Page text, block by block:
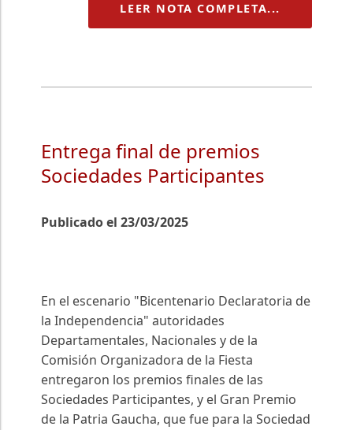
LEER NOTA COMPLETA...
Entrega final de premios
Sociedades Participantes
Publicado el 23/03/2025
En el escenario "Bicentenario Declaratoria de
la Independencia" autoridades
Departamentales, Nacionales y de la
Comisión Organizadora de la Fiesta
entregaron los premios finales de las
Sociedades Participantes, y el Gran Premio
de la Patria Gaucha, que fue para la Sociedad